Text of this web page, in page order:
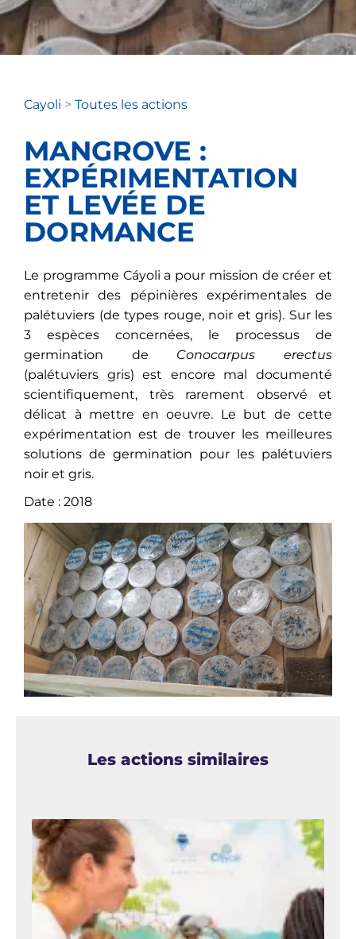
Cayoli > Toutes les actions
MANGROVE :
EXPÉRIMENTATION
ET LEVÉE DE
DORMANCE
Le programme Cáyoli a pour mission de créer et
entretenir des pépinières expérimentales de
palétuviers (de types rouge, noir et gris). Sur les
3 espèces concernées, le processus de
germination de Conocarpus erectus
(palétuviers gris) est encore mal documenté
scientifiquement, très rarement observé et
délicat à mettre en oeuvre. Le but de cette
expérimentation est de trouver les meilleures
solutions de germination pour les palétuviers
noir et gris.
Date : 2018
Les actions similaires